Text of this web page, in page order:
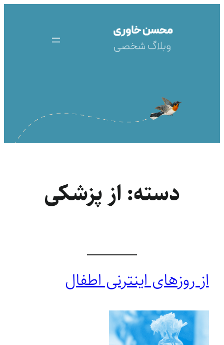
دسته: از پزشکی
از روزهای اینترنی اطفال